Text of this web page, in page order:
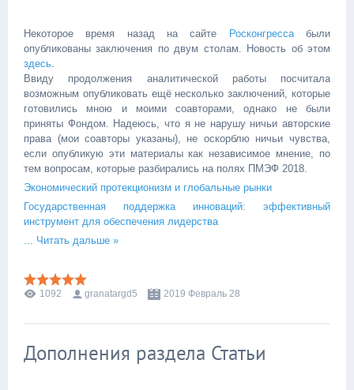
Некоторое время назад на сайте Росконгрессабыли
опубликованы заключения по двум столам. Новость об этом
здесь.
Ввиду продолжения аналитической работы посчитала
возможным опубликовать ещё несколько заключений, которые
готовились мною и моими соавторами, однако не были
приняты Фондом. Надеюсь, что я не нарушу ничьи авторские
права (мои соавторы указаны), не оскорблю ничьи чувства,
если опубликую эти материалы как независимое мнение, по
тем вопросам, которые разбирались на полях ПМЭФ 2018.
Экономический протекционизм и глобальные рынки
Государственная поддержка инноваций: эффективный
инструмент для обеспечения лидерства
... Читать дальше »
1092 granatargd5 2019 Февраль 28
Дополнения раздела Статьи